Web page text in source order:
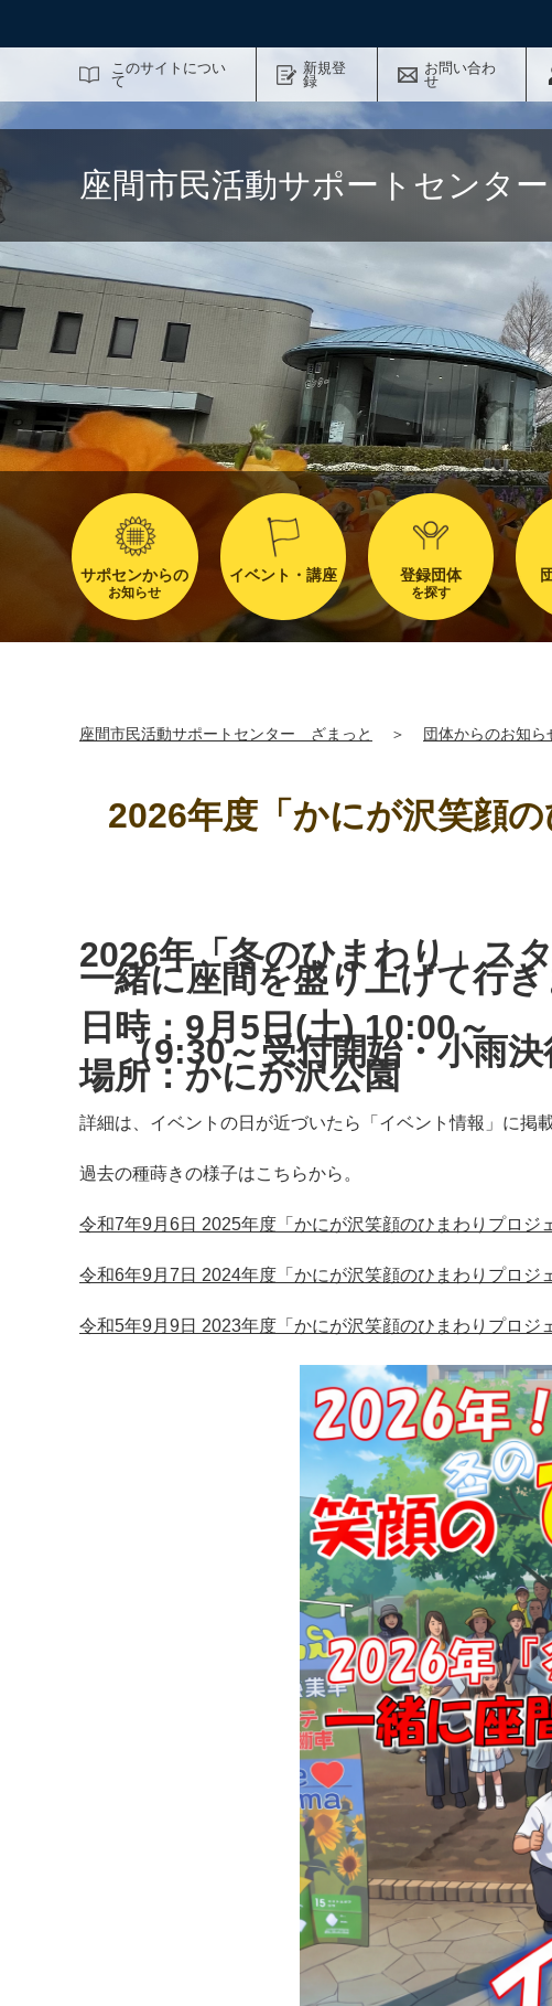
このサイトについ
て
新規登
録
お問い合わ
せ
座間市民活動サポートセンタ
サポセンからの
お知らせ
イベント・講座 登録団体
を探す
座間市民活動サポートセンター ざまっと ＞ 団体からのお知ら
2026年度「かにが沢笑顔
2026年「冬のひまわり」ス
一緒に座間を盛り上げて行き
日時：9月5日(土) 10:00～
（9:30～受付開始・小雨決
場所：かにが沢公園
詳細は、イベントの日が近づいたら「イベント情報」に掲
過去の種蒔きの様子はこちらから。
令和7年9月6日 2025年度「かにが沢笑顔のひまわりプロジ
令和6年9月7日 2024年度「かにが沢笑顔のひまわりプロジ
令和5年9月9日 2023年度「かにが沢笑顔のひまわりプロジ